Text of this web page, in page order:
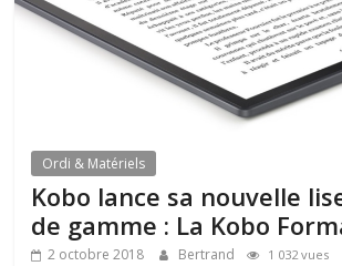
Ordi & Matériels
Kobo lance sa nouvelle
de gamme : La Kobo
2 octobre 2018 Bertrand 1 032 vues